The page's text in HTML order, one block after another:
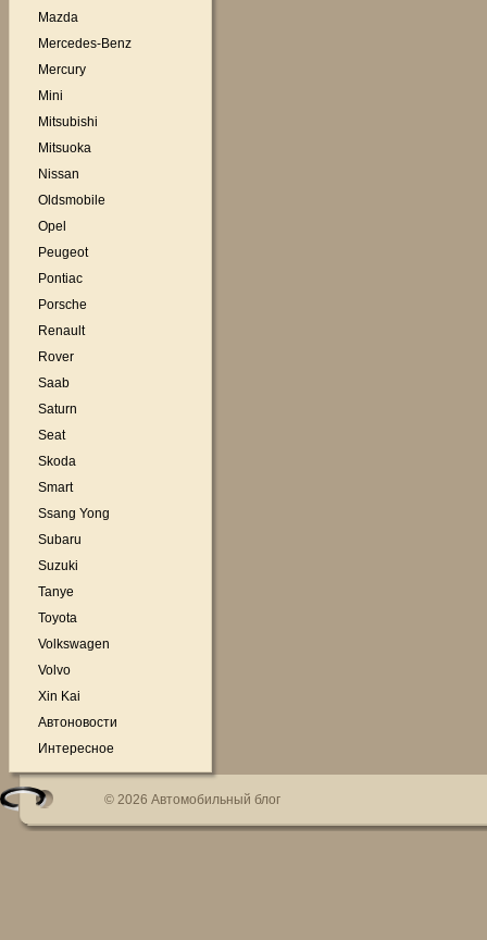
Mazda
Mercedes-Benz
Mercury
Mini
Mitsubishi
Mitsuoka
Nissan
Oldsmobile
Opel
Peugeot
Pontiac
Porsche
Renault
Rover
Saab
Saturn
Seat
Skoda
Smart
Ssang Yong
Subaru
Suzuki
Tanye
Toyota
Volkswagen
Volvo
Xin Kai
Автоновости
Интересное
© 2026 Автомобильный блог